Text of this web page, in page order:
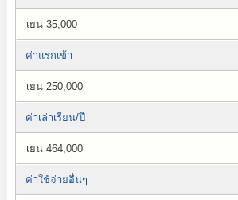
เยน 35,000
ค่าแรกเข้า
เยน 250,000
ค่าเล่าเรียน/ปี
เยน 464,000
ค่าใช้จ่ายอื่นๆ